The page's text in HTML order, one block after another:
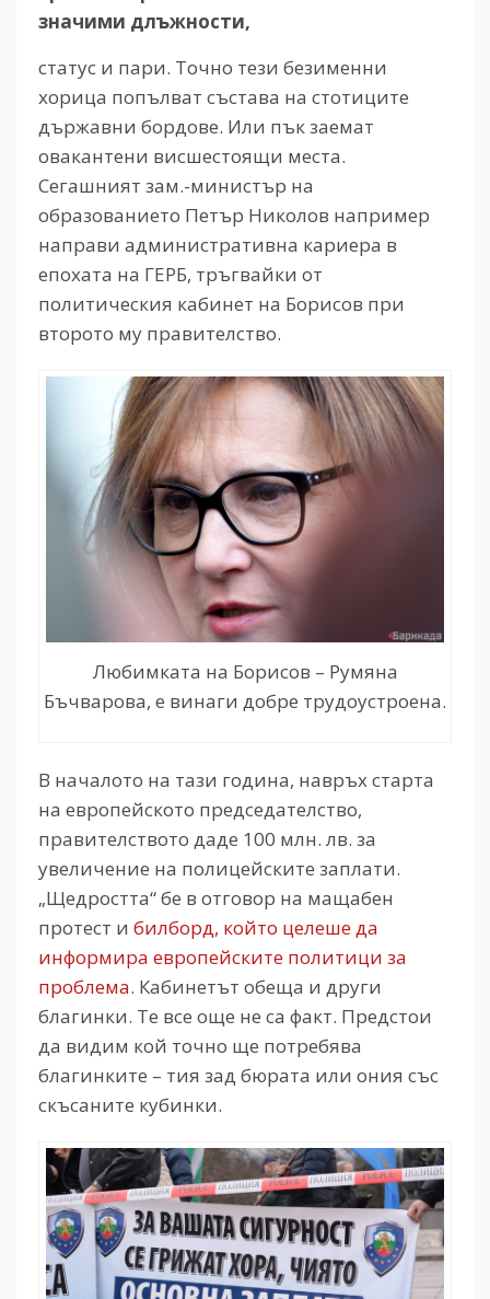
значими длъжности,
статус и пари. Точно тези безименни
хорица попълват състава на стотиците
държавни бордове. Или пък заемат
овакантени висшестоящи места.
Сегашният зам.-министър на
образованието Петър Николов например
направи административна кариера в
епохата на ГЕРБ, тръгвайки от
политическия кабинет на Борисов при
второто му правителство.
Любимката на Борисов – Румяна
Бъчварова, е винаги добре трудоустроена.
В началото на тази година, навръх старта
на европейското председателство,
правителството даде 100 млн. лв. за
увеличение на полицейските заплати.
„Щедростта“ бе в отговор на мащабен
протест и билборд, който целеше да
информира европейските политици за
проблема. Кабинетът обеща и други
благинки. Те все още не са факт. Предстои
да видим кой точно ще потребява
благинките – тия зад бюрата или ония със
скъсаните кубинки.